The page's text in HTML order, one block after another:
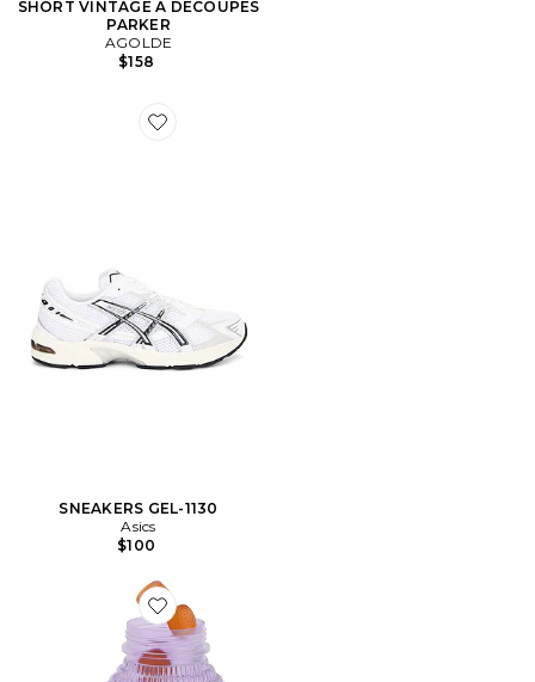
SHORT VINTAGE À DÉCOUPES
PARKER
AGOLDE
$158
Favorite SNEAKERS GEL-1130
SNEAKERS GEL-1130
Asics
$100
Favorite GOMME VITAMINÉE PURR